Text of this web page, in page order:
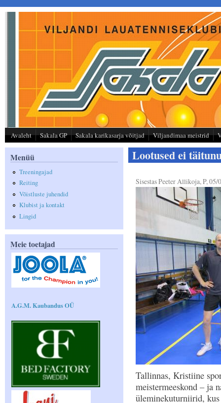
Liigu edasi põhisisu juurde
Avaleht Sakala GP Sakala karikasarja võitjad Viljandimaa meistrid
Menüü
Treeningajad
Reiting
Võistluste juhendid
Klubist ja kontakt
Lingid
Meie toetajad
A.G.M. Kaubandus OÜ
Lootused ei
SisestasPeeter Allikoja, P,
Tallinnas, Kristiine
meistermeeskond – ja
üleminekuturniirid, kus